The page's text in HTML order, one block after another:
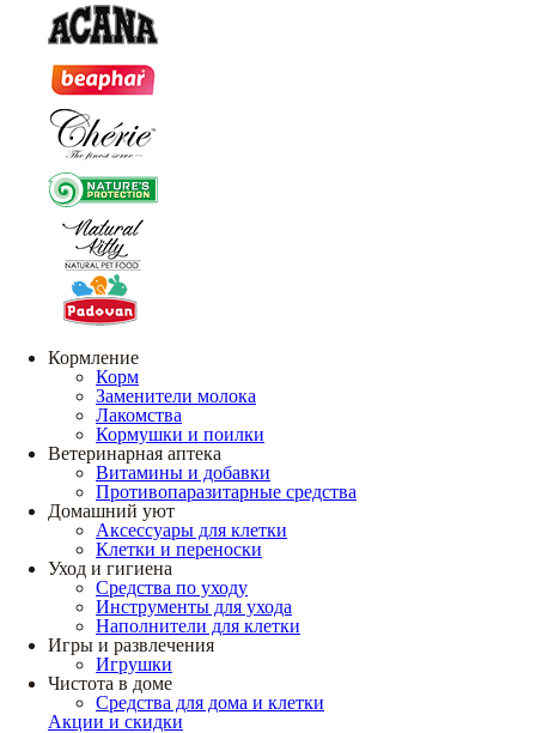
Кормление
Корм
Заменители молока
Лакомства
Кормушки и поилки
Ветеринарная аптека
Витамины и добавки
Противопаразитарные средства
Домашний уют
Аксессуары для клетки
Клетки и переноски
Уход и гигиена
Средства по уходу
Инструменты для ухода
Наполнители для клетки
Игры и развлечения
Игрушки
Чистота в доме
Средства для дома и клетки
Акции и скидки